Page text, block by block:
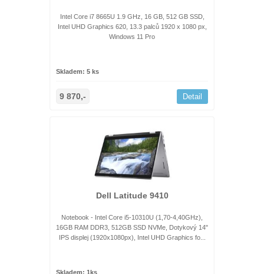
Intel Core i7 8665U 1.9 GHz, 16 GB, 512 GB SSD,
Intel UHD Graphics 620, 13.3 palců 1920 x 1080 px,
Windows 11 Pro
Skladem: 5 ks
9 870,- Detail
Dell Latitude 9410
Notebook - Intel Core i5-10310U (1,70-4,40GHz),
16GB RAM DDR3, 512GB SSD NVMe, Dotykový 14"
IPS displej (1920x1080px), Intel UHD Graphics fo...
Skladem: 1ks